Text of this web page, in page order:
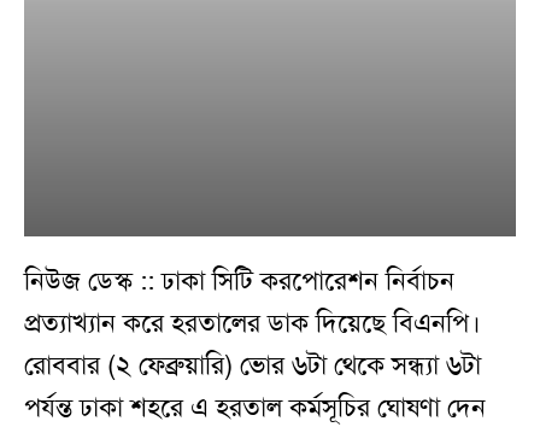
নিউজ ডেস্ক :: ঢাকা সিটি করপোরেশন নির্বাচন
প্রত্যাখ্যান করে হরতালের ডাক দিয়েছে বিএনপি।
রোববার (২ ফেব্রুয়ারি) ভোর ৬টা থেকে সন্ধ্যা ৬টা
পর্যন্ত ঢাকা শহরে এ হরতাল কর্মসূচির ঘোষণা দেন